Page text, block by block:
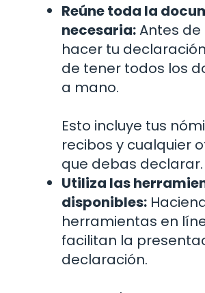
Reúne toda la
necesaria:Antes
hacer tu
de tener todos los
a mano.
Esto incluye tus
recibos y cualquier
que debas declarar.
Utiliza las
disponibles:
herramientas en
facilitan la
declaración.